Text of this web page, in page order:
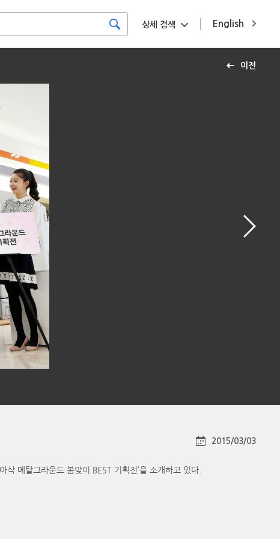
English
상세 검색
이전
2015/03/03
메탈그라운드 봄맞이 BEST 기획전’을 소개하고 있다.